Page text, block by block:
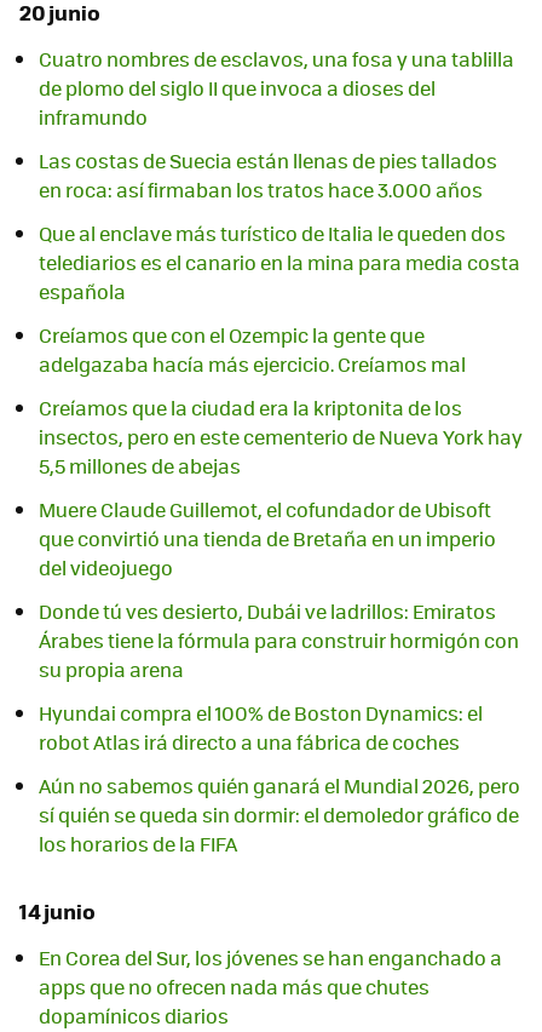
20 junio
Cuatro nombres de esclavos, una fosa y una tablilla
de plomo del siglo II que invoca a dioses del
inframundo
Las costas de Suecia están llenas de pies tallados
en roca: así firmaban los tratos hace 3.000 años
Que al enclave más turístico de Italia le queden dos
telediarios es el canario en la mina para media costa
española
Creíamos que con el Ozempic la gente que
adelgazaba hacía más ejercicio. Creíamos mal
Creíamos que la ciudad era la kriptonita de los
insectos, pero en este cementerio de Nueva York hay
5,5 millones de abejas
Muere Claude Guillemot, el cofundador de Ubisoft
que convirtió una tienda de Bretaña en un imperio
del videojuego
Donde tú ves desierto, Dubái ve ladrillos: Emiratos
Árabes tiene la fórmula para construir hormigón con
su propia arena
Hyundai compra el 100% de Boston Dynamics: el
robot Atlas irá directo a una fábrica de coches
Aún no sabemos quién ganará el Mundial 2026, pero
sí quién se queda sin dormir: el demoledor gráfico de
los horarios de la FIFA
14 junio
En Corea del Sur, los jóvenes se han enganchado a
apps que no ofrecen nada más que chutes
dopamínicos diarios